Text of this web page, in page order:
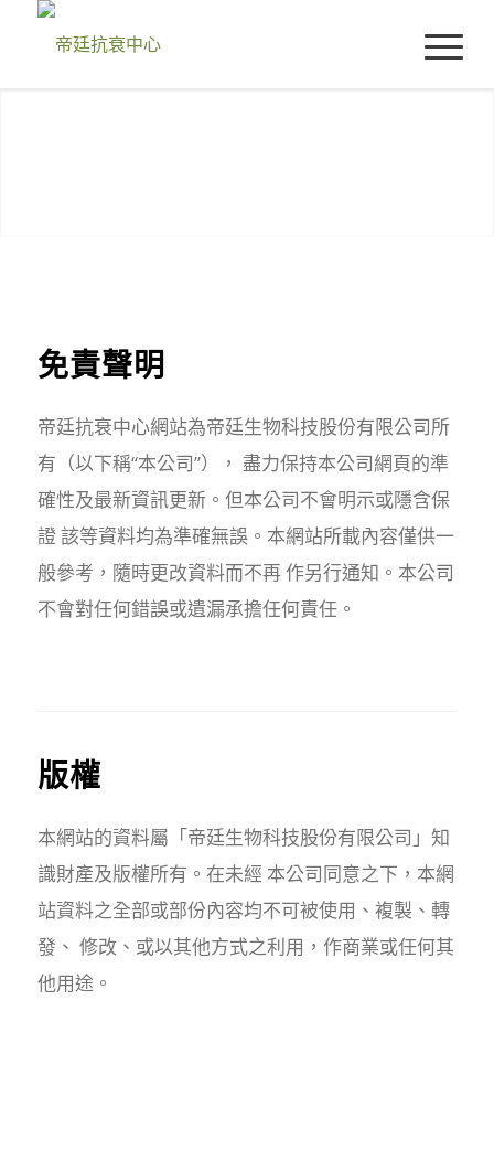
免責聲明
帝廷抗衰中心網站為帝廷生物科技股份有限公司所
有（以下稱“本公司”）， 盡力保持本公司網頁的準
確性及最新資訊更新。但本公司不會明示或隱含保
證 該等資料均為準確無誤。本網站所載內容僅供一
般參考，隨時更改資料而不再 作另行通知。本公司
不會對任何錯誤或遺漏承擔任何責任。
版權
本網站的資料屬「帝廷生物科技股份有限公司」知
識財產及版權所有。在未經 本公司同意之下，本網
站資料之全部或部份內容均不可被使用、複製、轉
發、 修改、或以其他方式之利用，作商業或任何其
他用途。